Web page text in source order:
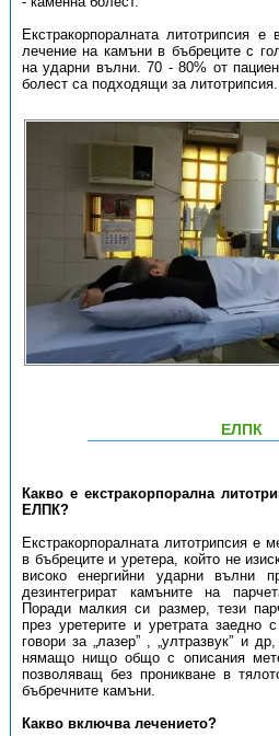
Екстракорпоралната литотрипсия
лечение на камъни в бъбреците с
на ударни вълни. 70 - 80% от
болест са подходящи за литотрипсия.
ЕЛПК
Какво е екстракорпорална
ЕЛПК?
Екстракорпоралната литотрипсия е
в бъбреците и уретера, който не
високо енергийни ударни вълни
дезинтегрират камъните на
Поради малкия си размер, тези
през уретерите и уретрата заедно
говори за „лазер” , „ултразвук” и
нямащо нищо общо с описания
позволяващ без проникване в
бъбречните камъни.
Какво включва лечението?